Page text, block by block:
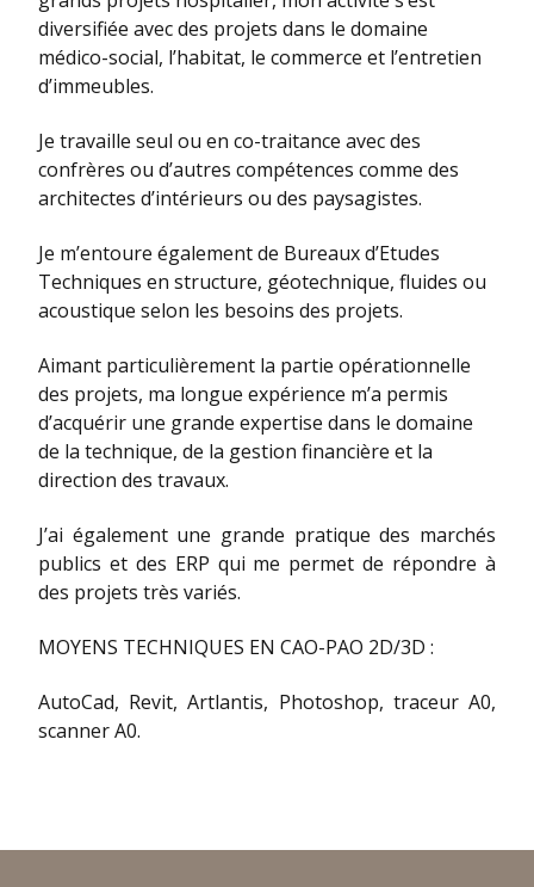
diversifiée avec des projets dans le domaine
médico-social, l’habitat, le commerce et l’entretien
d’immeubles.
Je travaille seul ou en co-traitance avec des
confrères ou d’autres compétences comme des
architectes d’intérieurs ou des paysagistes.
Je m’entoure également de Bureaux d’Etudes
Techniques en structure, géotechnique, fluides ou
acoustique selon les besoins des projets.
Aimant particulièrement la partie opérationnelle
des projets, ma longue expérience m’a permis
d’acquérir une grande expertise dans le domaine
de la technique, de la gestion financière et la
direction des travaux.
J’ai également une grande pratique des marchés
publics et des ERP qui me permet de répondre à
des projets très variés.
MOYENS TECHNIQUES EN CAO-PAO 2D/3D :
AutoCad, Revit, Artlantis, Photoshop, traceur A0,
scanner A0.